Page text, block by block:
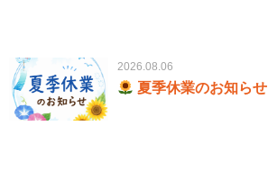
2026.08.06
夏季休業のお知らせ